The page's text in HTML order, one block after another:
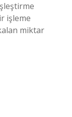
işleme
miktar